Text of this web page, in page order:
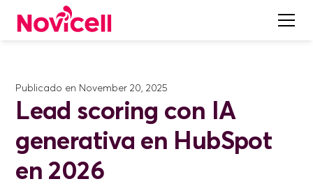
Publicado en November 20, 2025
Lead scoring con IA
generativa en HubSpot
en 2026